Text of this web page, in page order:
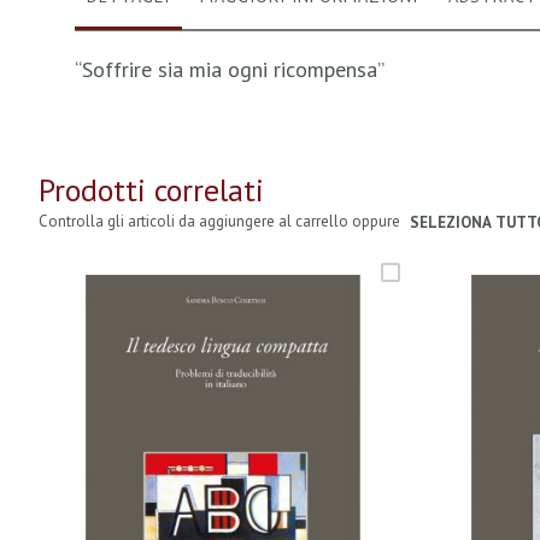
“Soffrire sia mia ogni ricompensa”
Prodotti correlati
Controlla gli articoli da aggiungere al carrello oppure SELEZIONA